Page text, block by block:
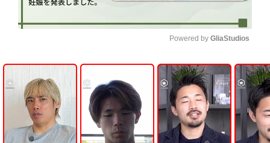
U
n
m
u
t
e
Powered by GliaStudios